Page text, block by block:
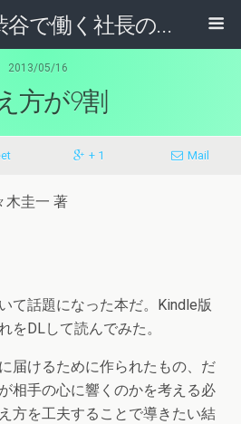
マニラと渋谷で働く社長のブログ
2013/05/16
方が9割
+ 1 Mail
圭一 著
て話題になった本だ。Kindle版
をDLして読んでみた。
届けるために作られたもの、だ
相手の心に響くのかを考える必
方を工夫することで導きたい結